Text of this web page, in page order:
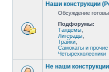
Наши конструкции
Обсуждение
Подфорумы:
Тандемы
Лигерады
Трайки
Самокаты и прочие
Четырехколесники
Не наши